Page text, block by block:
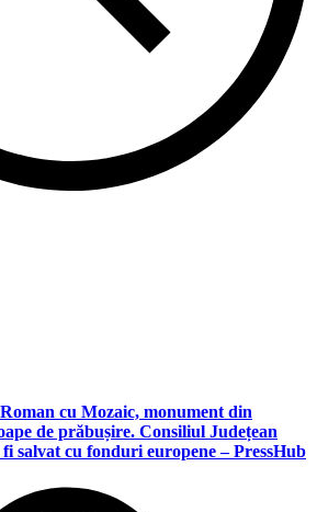
cu Mozaic, monument din
de prăbușire. Consiliul Județean
salvat cu fonduri europene – PressHub